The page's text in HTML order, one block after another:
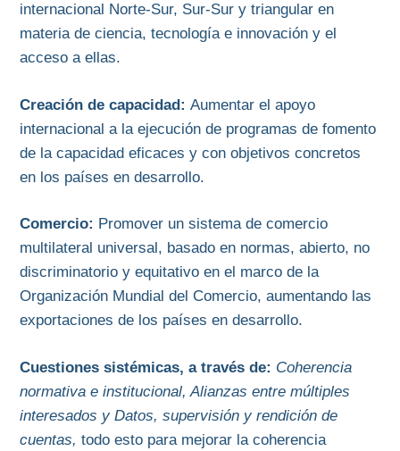
internacional Norte-Sur, Sur-Sur y triangular en
materia de ciencia, tecnología e innovación y el
acceso a ellas.
Creación de capacidad:Aumentar el apoyo
internacional a la ejecución de programas de fomento
de la capacidad eficaces y con objetivos concretos
en los países en desarrollo.
Comercio: Promover un sistema de comercio
multilateral universal, basado en normas, abierto, no
discriminatorio y equitativo en el marco de la
Organización Mundial del Comercio, aumentando las
exportaciones de los países en desarrollo.
Cuestiones sistémicas, a través de: Coherencia
normativa e institucional, Alianzas entre múltiples
interesados y Datos, supervisión y rendición de
cuentas,todo esto para mejorar la coherencia